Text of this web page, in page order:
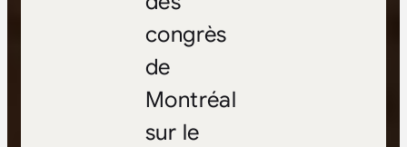
congrès
de
Montréal
sur le